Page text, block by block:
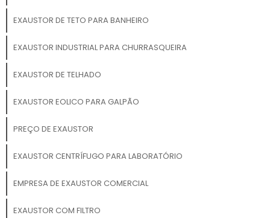
EXAUSTOR DE TETO PARA BANHEIRO
EXAUSTOR INDUSTRIAL PARA CHURRASQUEIRA
EXAUSTOR DE TELHADO
EXAUSTOR EOLICO PARA GALPÃO
PREÇO DE EXAUSTOR
EXAUSTOR CENTRÍFUGO PARA LABORATÓRIO
EMPRESA DE EXAUSTOR COMERCIAL
EXAUSTOR COM FILTRO